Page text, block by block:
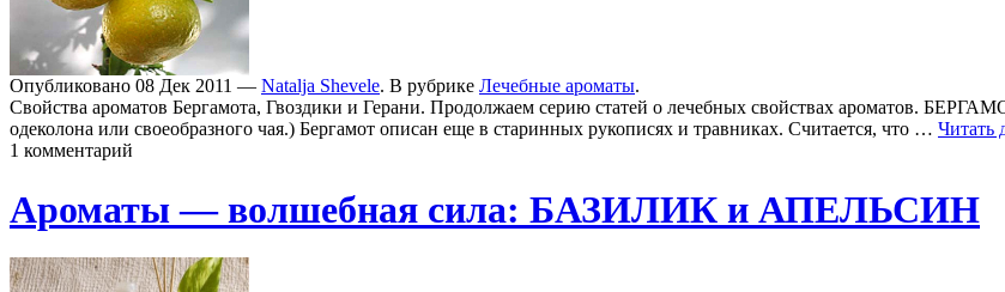
Опубликовано 08 Дек 2011 — Natalja Shevele. В рубрике Лечебные ароматы.
Свойства ароматов Бергамота, Гвоздики и Герани. Продолжаем серию статей о лечебных свойствах ароматов.
одеколона или своеобразного чая.) Бергамот описан еще в старинных рукописях и травниках. Считается, что … Читать
1 комментарий
Ароматы — волшебная сила: БАЗИЛИК и АПЕЛЬСИН